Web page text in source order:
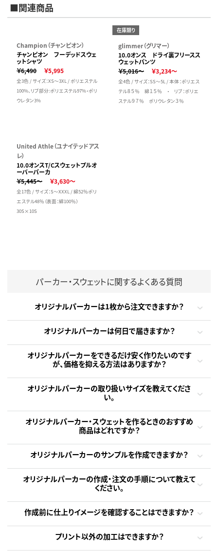
■関連商品
Champion（チャンピオン）
チャンピオン フーデッドスウェ
ットシャツ
￥6,490
￥5,995
全3色 / サイズ：XS～3XL / ポリエステル
100%、リブ部分:ポリエステル97%・ポリ
ウレタン3%
在庫限り
glimmer（グリマー）
10.0オンス ドライ裏フリースス
ウェットパンツ
￥5,016～
￥3,234～
全4色 / サイズ：SS～5L / 本体：ポリエス
テル８５％ 綿１５％ ・ リブ：ポリエ
ステル９７％ ポリウレタン３％
United Athle（ユナイテッドアス
レ）
10.0オンスT/Cスウェットプルオ
ーバーパーカ
￥5,445～
￥3,630～
全17色 / サイズ：S～XXXL / 綿52％ポリ
エステル48％（表面：綿100％）
30S×10S
パーカー・スウェットに関するよくある質問
オリジナルパーカーは1枚から注文できますか？
オリジナルパーカーは何日で届きますか？
オリジナルパーカーをできるだけ安く作りたいのです
が、価格を抑える方法はありますか？
オリジナルパーカーの取り扱いサイズを教えてくださ
い。
オリジナルパーカー・スウェットを作るときのおすすめ
商品はどれですか？
オリジナルパーカーのサンプルを作成できますか？
オリジナルパーカーの作成・注文の手順について教えて
ください。
作成前に仕上りイメージを確認することはできますか？
プリント以外の加工はできますか？